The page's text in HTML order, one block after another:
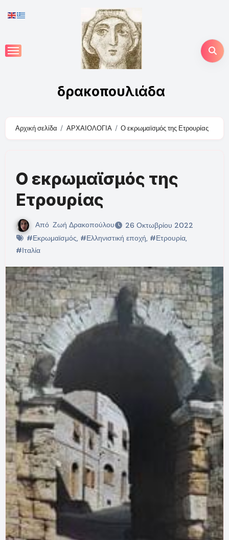
to
δρακοπουλιάδα
Αρχική σελίδα ΑΡΧΑΙΟΛΟΓΙΑ Ο εκρωμαϊσμός της Ετρουρίας
Ο εκρωμαϊσμός της
Ετρουρίας
Από Ζωή Δρακοπούλου
26 Οκτωβρίου 2022
#Εκρωμαϊσμός, #Ελληνιστική εποχή, #Ετρουρία,
#Ιταλία